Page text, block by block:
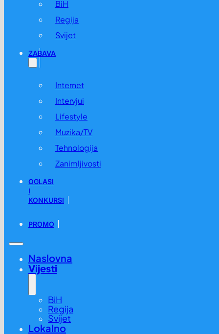
BiH
Regija
Svijet
ZABAVA
Internet
Intervjui
Lifestyle
Muzika/TV
Tehnologija
Zanimljivosti
OGLASI
I
KONKURSI
PROMO
Naslovna
Vijesti
BiH
Regija
Svijet
Lokalno